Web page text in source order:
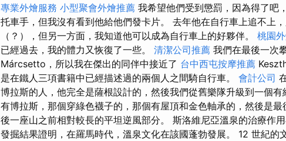
專業外燴服務 小型聚會外燴推薦 我希望他們受到懲罰，因為得了
托車手，但我沒有看到他給他們發卡片。 去年他在自行車上追不上
（？），但另一方面，我知道他可以成為自行車上的好夥伴。 桃園
已經過去，我的體力又恢復了一些。 清潔公司推薦 我們在最後一次
Márcsetto，所以我在傑出的同伴中接近了 台中西屯按摩推薦
是在鐵人三項書籍中已經描述過的兩個人之間騎自行車。 會計公司
博拉斯的人，他完全是薩根設計的，然後我們從舊樂隊升級到一個有
有博拉斯，那個穿綠色襪子的，那個有屋頂和金色軸承的，然後是
後一座山之前相對較長的平坦逆風部分。 斯洛維尼亞溫泉的治療作
發掘結果證明，在羅馬時代，溫泉文化在該國蓬勃發展。 12 世紀的